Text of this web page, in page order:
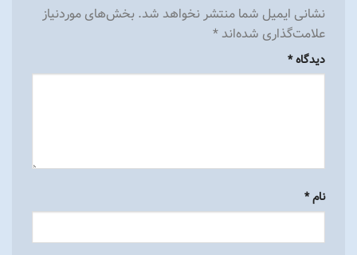
نشانی ایمیل شما منتشر نخواهد شد. بخش‌های موردنیاز
علامت‌گذاری شده‌اند *
دیدگاه*
نام*